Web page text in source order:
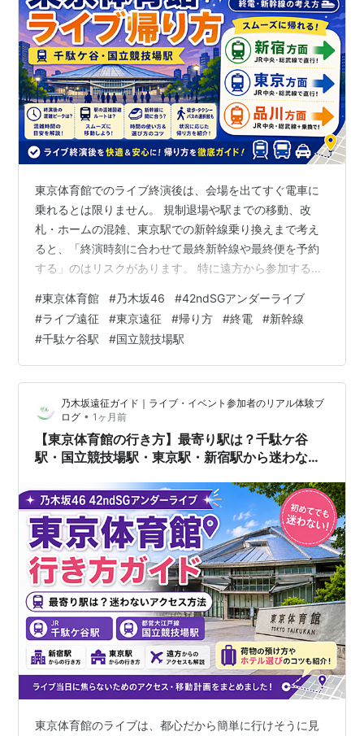
東京体育館でのライブ終演後は、会場を出てすぐ電車に
乗れるとは限りません。 規制退場や駅までの移動、改
札・ホームの混雑、東京駅での新幹線乗り換えまで考え
ると、「終演時刻に合わせて最終新幹線や最終便を予約
する」のはリスクがあります。 特に遠方から参加する場
きるか、乗り換えに間に合う余裕があるかまで考えてお
くことが大切です。 この記事では、東京体育館ライブ終
演後に使いやすい千駄ケ谷駅・国立競技場駅の考え方、
新宿・東京駅・品川方面へ帰る場合の注意点、最終便を
狙わず1泊を選ぶ判断基準をまとめます。 ※本記事にはア
フィリエイト広告を含みます。リンクからホテ…
#東京体育館 #乃木坂46 #42ndSGアンダーライブ
#ライブ遠征 #東京遠征 #帰り方 #終電 #新幹線
#千駄ケ谷駅 #国立競技場駅
乃木坂遠征ガイド｜ライブ・イベント参加者のリアル体験ブ
ログ • 1ヶ月前
【東京体育館の行き方】最寄り駅は？千駄ケ谷
駅・国立競技場駅・東京駅・新宿駅から迷わない
東京体育館のライブは、都心だから簡単に行けそうに見